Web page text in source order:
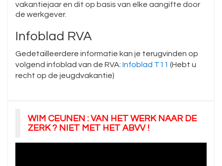
vakantiejaar en dit op basis van elke aangifte door
de werkgever.
Infoblad RVA
Gedetailleerdere informatie kan je terugvinden op
volgend infoblad van de RVA: Infoblad T11 (Hebt u
recht op de jeugdvakantie)
WIM CEUNEN : VAN HET WERK NAAR DE
ZERK ? NIET MET HET ABVV !